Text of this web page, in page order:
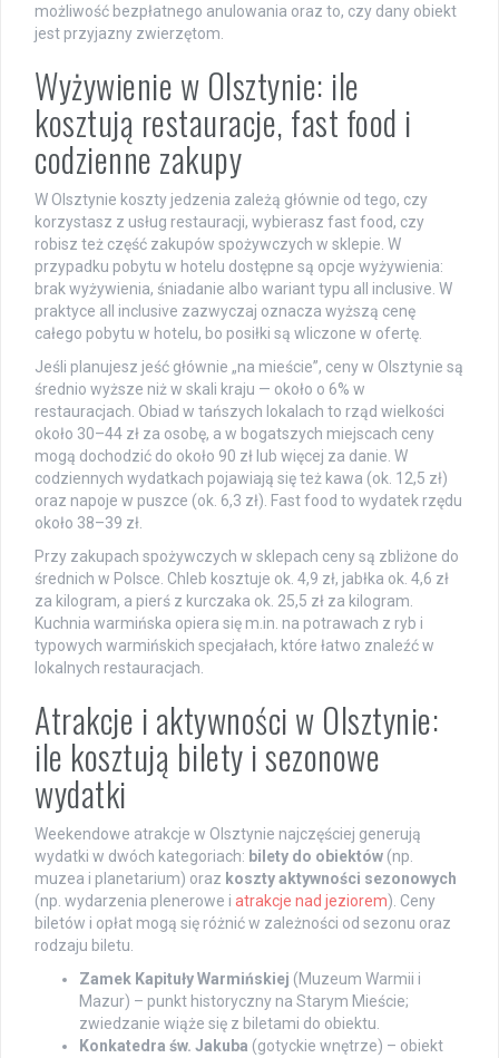
możliwość bezpłatnego anulowania oraz to, czy dany obiekt
jest przyjazny zwierzętom.
Wyżywienie w Olsztynie: ile
kosztują restauracje, fast food i
codzienne zakupy
W Olsztynie koszty jedzenia zależą głównie od tego, czy
korzystasz z usług restauracji, wybierasz fast food, czy
robisz też część zakupów spożywczych w sklepie. W
przypadku pobytu w hotelu dostępne są opcje wyżywienia:
brak wyżywienia, śniadanie albo wariant typu all inclusive. W
praktyce all inclusive zazwyczaj oznacza wyższą cenę
całego pobytu w hotelu, bo posiłki są wliczone w ofertę.
Jeśli planujesz jeść głównie „na mieście”, ceny w Olsztynie są
średnio wyższe niż w skali kraju — około o 6% w
restauracjach. Obiad w tańszych lokalach to rząd wielkości
około 30–44 zł za osobę, a w bogatszych miejscach ceny
mogą dochodzić do około 90 zł lub więcej za danie. W
codziennych wydatkach pojawiają się też kawa (ok. 12,5 zł)
oraz napoje w puszce (ok. 6,3 zł). Fast food to wydatek rzędu
około 38–39 zł.
Przy zakupach spożywczych w sklepach ceny są zbliżone do
średnich w Polsce. Chleb kosztuje ok. 4,9 zł, jabłka ok. 4,6 zł
za kilogram, a pierś z kurczaka ok. 25,5 zł za kilogram.
Kuchnia warmińska opiera się m.in. na potrawach z ryb i
typowych warmińskich specjałach, które łatwo znaleźć w
lokalnych restauracjach.
Atrakcje i aktywności w Olsztynie:
ile kosztują bilety i sezonowe
wydatki
Weekendowe atrakcje w Olsztynie najczęściej generują
wydatki w dwóch kategoriach: bilety do obiektów (np.
muzea i planetarium) oraz koszty aktywności sezonowych
(np. wydarzenia plenerowe i atrakcje nad jeziorem). Ceny
biletów i opłat mogą się różnić w zależności od sezonu oraz
rodzaju biletu.
Zamek Kapituły Warmińskiej (Muzeum Warmii i
Mazur) – punkt historyczny na Starym Mieście;
zwiedzanie wiąże się z biletami do obiektu.
Konkatedra św. Jakuba (gotyckie wnętrze) – obiekt